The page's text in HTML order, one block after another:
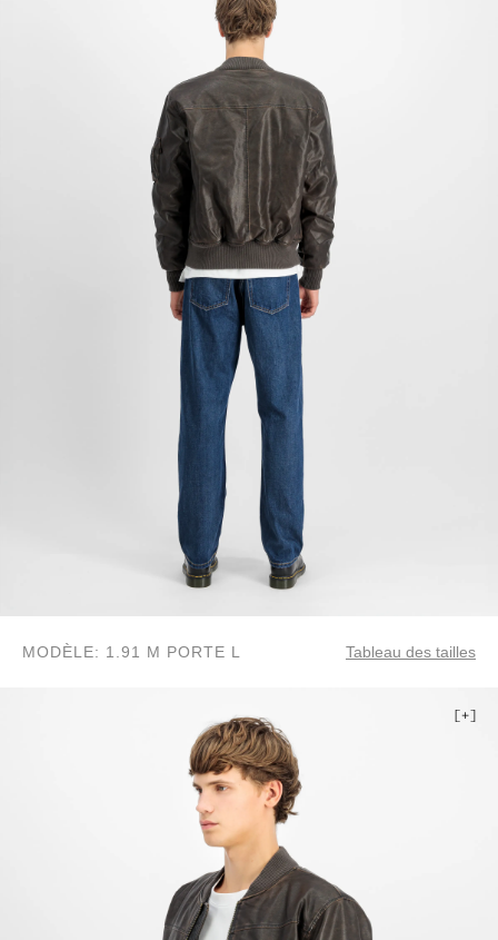
MODÈLE: 1.91 M PORTE L Tableau des tailles